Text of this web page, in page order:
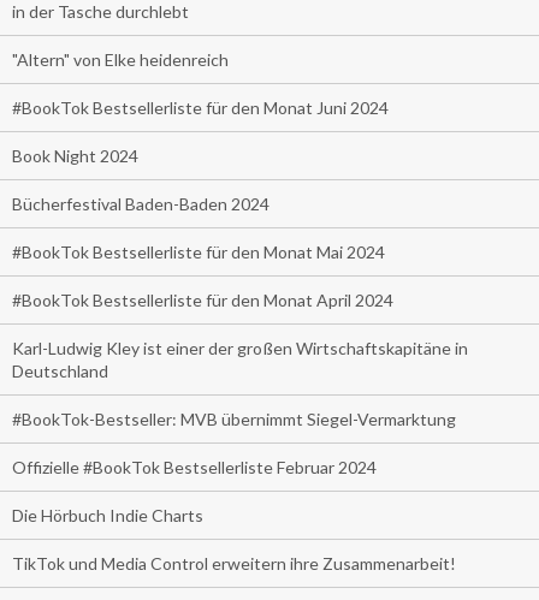
in der Tasche durchlebt
"Altern" von Elke heidenreich
#BookTok Bestsellerliste für den Monat Juni 2024
Book Night 2024
Bücherfestival Baden-Baden 2024
#BookTok Bestsellerliste für den Monat Mai 2024
#BookTok Bestsellerliste für den Monat April 2024
Karl-Ludwig Kley ist einer der großen Wirtschaftskapitäne in
Deutschland
#BookTok-Bestseller: MVB übernimmt Siegel-Vermarktung
Offizielle #BookTok Bestsellerliste Februar 2024
Die Hörbuch Indie Charts
TikTok und Media Control erweitern ihre Zusammenarbeit!